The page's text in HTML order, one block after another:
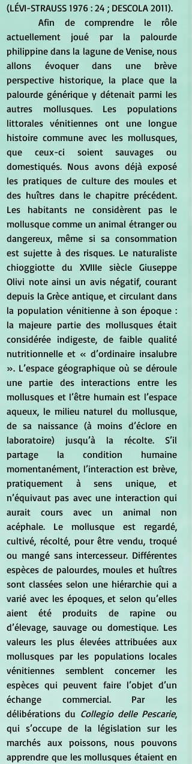
(LÉVI-STRAUSS 1976 : 24 ; DESCOLA 2011).
actuellement joué par la palourde
philippine dans la lagune de Venise, nous
allons évoquer dans une brève
perspective historique, la place que la
palourde générique y détenait parmi les
autres mollusques. Les populations
littorales vénitiennes ont une longue
histoire commune avec les mollusques,
que ceux-ci soient sauvages ou
domestiqués. Nous avons déjà exposé
les pratiques de culture des moules et
des huîtres dans le chapitre précédent.
Les habitants ne considèrent pas le
mollusque comme un animal étranger ou
dangereux, même si sa consommation
est sujette à des risques. Le naturaliste
chioggiotte du XVIIIe siècle Giuseppe
Olivi note ainsi un avis négatif, courant
depuis la Grèce antique, et circulant dans
la population vénitienne à son époque :
la majeure partie des mollusques était
considérée indigeste, de faible qualité
nutritionnelle et « d’ordinaire insalubre
». L’espace géographique où se déroule
une partie des interactions entre les
mollusques et l’être humain est l’espace
aqueux, le milieu naturel du mollusque,
de sa naissance (à moins d’éclore en
laboratoire) jusqu’à la récolte. S’il
partage la condition humaine
momentanément, l’interaction est brève,
pratiquement à sens unique, et
n’équivaut pas avec une interaction qui
aurait cours avec un animal non
acéphale. Le mollusque est regardé,
cultivé, récolté, pour être vendu, troqué
ou mangé sans intercesseur. Différentes
espèces de palourdes, moules et huîtres
sont classées selon une hiérarchie qui a
varié avec les époques, et selon qu’elles
aient été produits de rapine ou
d’élevage, sauvage ou domestique. Les
valeurs les plus élevées attribuées aux
mollusques par les populations locales
vénitiennes semblent concerner les
espèces qui peuvent faire l’objet d’un
échange commercial. Par les
délibérations du Collegio delle Pescarie,
qui s’occupe de la législation sur les
marchés aux poissons, nous pouvons
apprendre que les mollusques étaient en